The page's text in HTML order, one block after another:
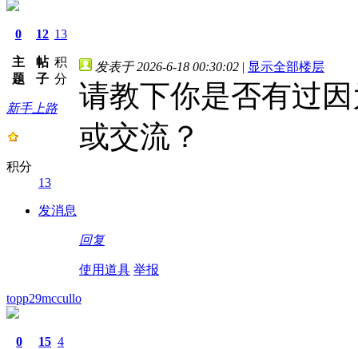
0
主
题
12
帖
子
13
积
分
新手上路
积分
13
发消息
发表于 2026-6-18 00:30:02 | 显示全部楼层
请教下你是否有过
或交流？
回复
使用道具 举报
topp29mccullo
0 15 4